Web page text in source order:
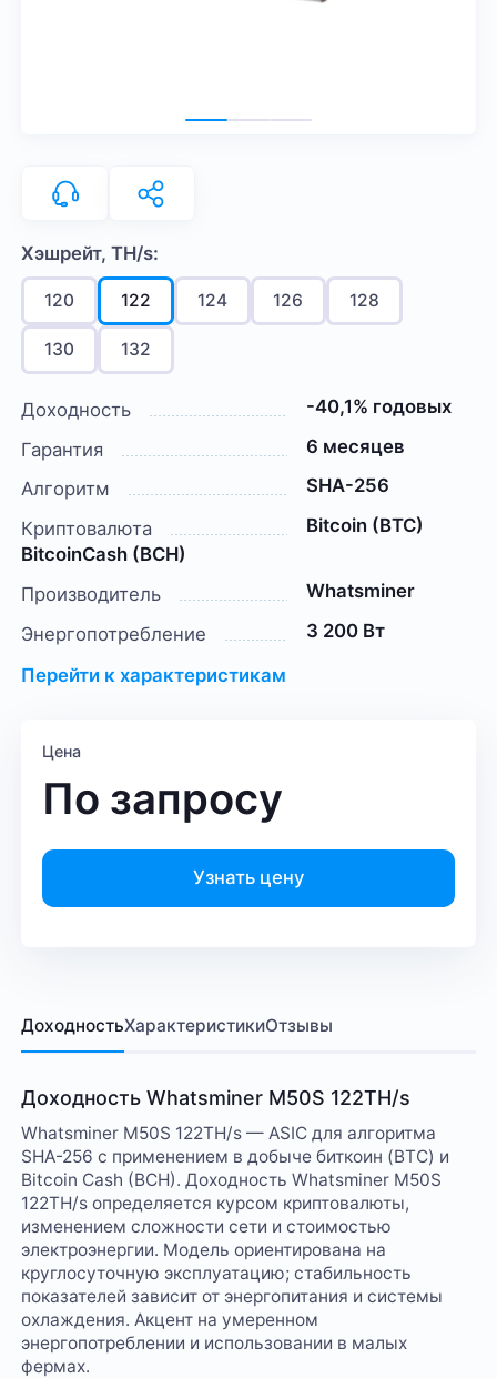
Хэшрейт, TH/s:
120 122 124 126 128
130 132
Доходность
-40,1% годовых
Гарантия
6 месяцев
Алгоритм
SHA-256
Криптовалюта
Bitcoin (BTC)
BitcoinCash (BCH)
Производитель
Whatsminer
Энергопотребление
3 200 Вт
Перейти к характеристикам
Цена
По запросу
Узнать цену
ДоходностьХарактеристикиОтзывы
Доходность Whatsminer M50S 122TH/s
Whatsminer M50S 122TH/s — ASIC для алгоритма
SHA-256 с применением в добыче биткоин (BTC) и
Bitcoin Cash (BCH). Доходность Whatsminer M50S
122TH/s определяется курсом криптовалюты,
изменением сложности сети и стоимостью
электроэнергии. Модель ориентирована на
круглосуточную эксплуатацию; стабильность
показателей зависит от энергопитания и системы
охлаждения. Акцент на умеренном
энергопотреблении и использовании в малых
фермах.